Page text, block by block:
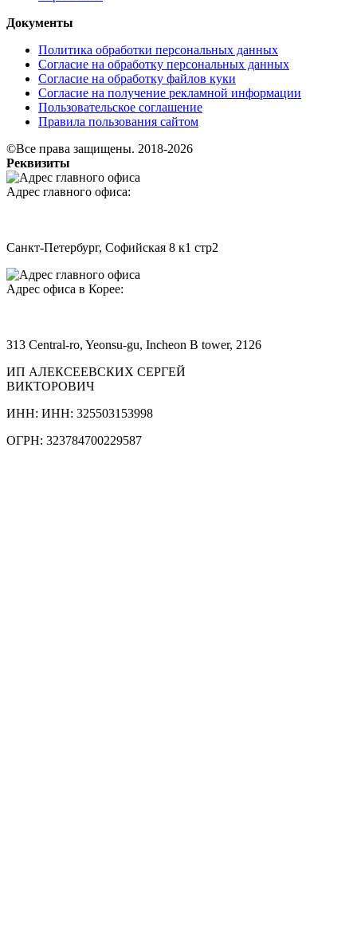
Документы
Политика обработки персональных данных
Согласие на обработку персональных данных
Согласие на обработку файлов куки
Согласие на получение рекламной информации
Пользовательское соглашение
Правила пользования сайтом
©Все права защищены. 2018-2026
Реквизиты
Адрес главного офиса:
Санкт-Петербург, Софийская 8 к1 стр2
Адрес офиса в Корее:
313 Central-ro, Yeonsu-gu, Incheon B tower, 2126
ИП АЛЕКСЕЕВСКИХ СЕРГЕЙ
ВИКТОРОВИЧ
ИНН: ИНН: 325503153998
ОГРН: 323784700229587